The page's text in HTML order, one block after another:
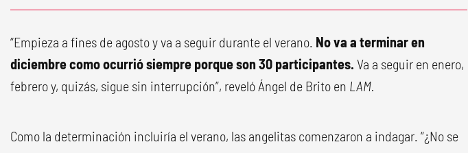
“Empieza a fines de agosto y va a seguir durante el verano. No va a terminar en
diciembre como ocurrió siempre porque son 30 participantes. Va a seguir en enero,
febrero y, quizás, sigue sin interrupción”, reveló Ángel de Brito en LAM.
Como la determinación incluiría el verano, las angelitas comenzaron a indagar. “¿No se